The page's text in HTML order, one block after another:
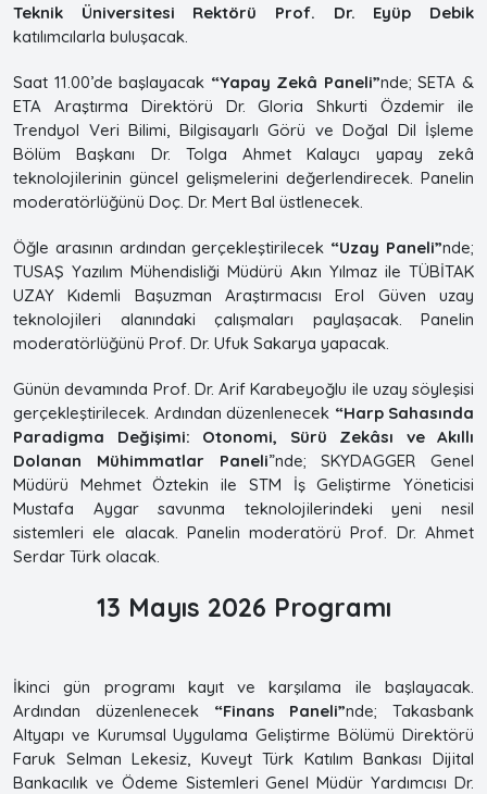
Teknik Üniversitesi Rektörü Prof. Dr. Eyüp Debik
katılımcılarla buluşacak.
Saat 11.00’de başlayacak “Yapay Zekâ Paneli”nde; SETA &
ETA Araştırma Direktörü Dr. Gloria Shkurti Özdemir ile
Trendyol Veri Bilimi, Bilgisayarlı Görü ve Doğal Dil İşleme
Bölüm Başkanı Dr. Tolga Ahmet Kalaycı yapay zekâ
teknolojilerinin güncel gelişmelerini değerlendirecek. Panelin
moderatörlüğünü Doç. Dr. Mert Bal üstlenecek.
Öğle arasının ardından gerçekleştirilecek “Uzay Paneli”nde;
TUSAŞ Yazılım Mühendisliği Müdürü Akın Yılmaz ile TÜBİTAK
UZAY Kıdemli Başuzman Araştırmacısı Erol Güven uzay
teknolojileri alanındaki çalışmaları paylaşacak. Panelin
moderatörlüğünü Prof. Dr. Ufuk Sakarya yapacak.
Günün devamında Prof. Dr. Arif Karabeyoğlu ile uzay söyleşisi
gerçekleştirilecek. Ardından düzenlenecek “Harp Sahasında
Paradigma Değişimi: Otonomi, Sürü Zekâsı ve Akıllı
Dolanan Mühimmatlar Paneli”nde; SKYDAGGER Genel
Müdürü Mehmet Öztekin ile STM İş Geliştirme Yöneticisi
Mustafa Aygar savunma teknolojilerindeki yeni nesil
sistemleri ele alacak. Panelin moderatörü Prof. Dr. Ahmet
Serdar Türk olacak.
13 Mayıs 2026 Programı
İkinci gün programı kayıt ve karşılama ile başlayacak.
Ardından düzenlenecek “Finans Paneli”nde; Takasbank
Altyapı ve Kurumsal Uygulama Geliştirme Bölümü Direktörü
Faruk Selman Lekesiz, Kuveyt Türk Katılım Bankası Dijital
Bankacılık ve Ödeme Sistemleri Genel Müdür Yardımcısı Dr.